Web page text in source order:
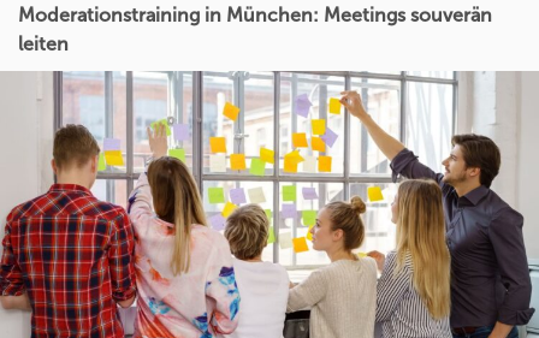
Moderationstraining in München: Meetings souverän
leiten